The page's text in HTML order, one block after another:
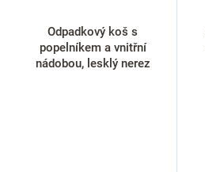
Odpadkový koš s
popelníkem a vnitřní
nádobou, lesklý nerez